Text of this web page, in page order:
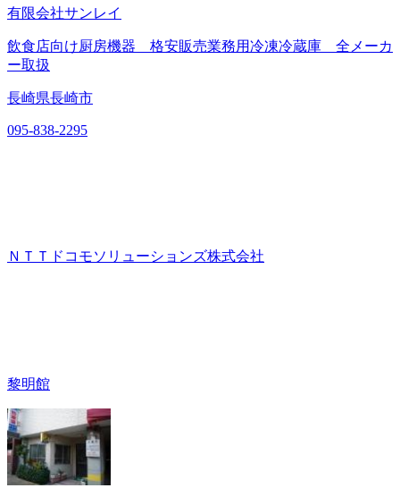
有限会社サンレイ
飲食店向け厨房機器 格安販売業務用冷凍冷蔵庫 全メーカ
ー取扱
長崎県長崎市
095-838-2295
ＮＴＴドコモソリューションズ株式会社
黎明館